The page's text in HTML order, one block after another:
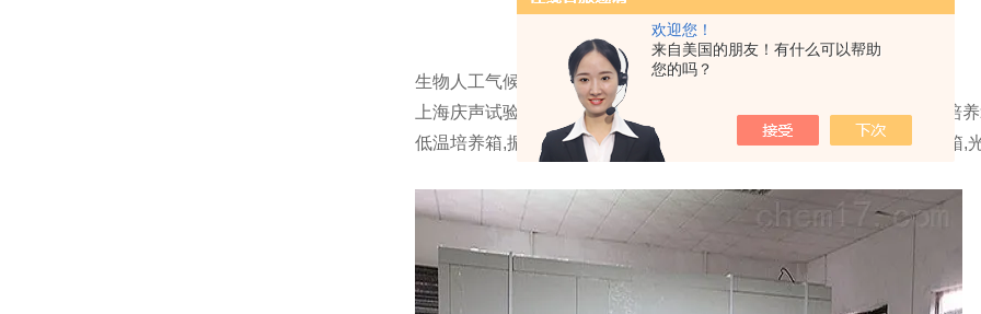
欢迎您！
来自美国的朋友！有什么可以帮助
您的吗？
生物人工气候箱/植物生长试验箱生产厂家
上海庆声试验仪器设备有限公司培养试验箱包括：培养试验箱,多功能培
低温培养箱,振动培养箱,冷冻培养箱,CO2培养箱,电热培养箱,恒温培养箱,